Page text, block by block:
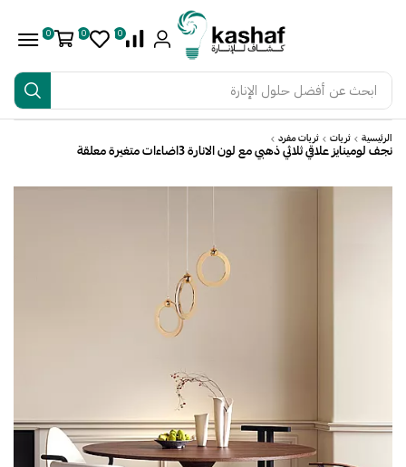
ابحث عن أفضل حلول الإنارة
0
0
0
الرئيسية ثريات ثريات مفرد
نجف لومينايز علاقي ثلاثي ذهبي مع لون الانارة 3اضاءات متغيرة معلقة